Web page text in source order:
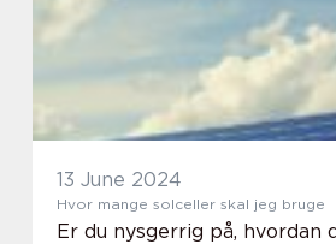
13 June 2024
Hvor mange solceller skal jeg bruge
Er du nysgerrig på, hvordan